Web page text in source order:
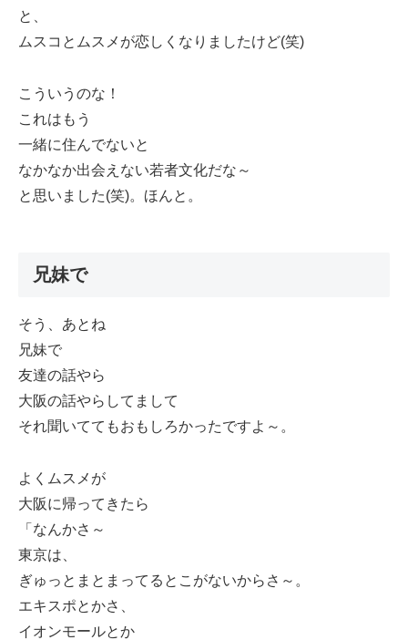
と、
ムスコとムスメが恋しくなりましたけど(笑)
こういうのな！
これはもう
一緒に住んでないと
なかなか出会えない若者文化だな～
と思いました(笑)。ほんと。
兄妹で
そう、あとね
兄妹で
友達の話やら
大阪の話やらしてまして
それ聞いててもおもしろかったですよ～。
よくムスメが
大阪に帰ってきたら
「なんかさ～
東京は、
ぎゅっとまとまってるとこがないからさ～。
エキスポとかさ、
イオンモールとか